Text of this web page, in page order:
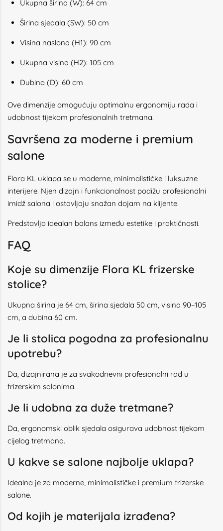
Ukupna širina (W): 64 cm
Širina sjedala (SW): 50 cm
Visina naslona (H1): 90 cm
Ukupna visina (H2): 105 cm
Dubina (D): 60 cm
Ove dimenzije omogućuju optimalnu ergonomiju rada i
udobnost tijekom profesionalnih tretmana.
Savršena za moderne i premium
salone
Flora KL uklapa se u moderne, minimalističke i luksuzne
interijere. Njen dizajn i funkcionalnost podižu profesionalni
imidž salona i ostavljaju snažan dojam na klijente.
Predstavlja idealan balans između estetike i praktičnosti.
FAQ
Koje su dimenzije Flora KL frizerske
stolice?
Ukupna širina je 64 cm, širina sjedala 50 cm, visina 90–105
cm, a dubina 60 cm.
Je li stolica pogodna za profesionalnu
upotrebu?
Da, dizajnirana je za svakodnevni profesionalni rad u
frizerskim salonima.
Je li udobna za duže tretmane?
Da, ergonomski oblik sjedala osigurava udobnost tijekom
cijelog tretmana.
U kakve se salone najbolje uklapa?
Idealna je za moderne, minimalističke i premium frizerske
salone.
Od kojih je materijala izrađena?